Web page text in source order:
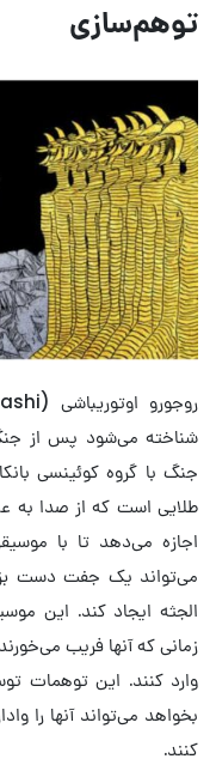
توهم‌سازی
شناخته می‌شود پس از جنگ
جنگ با گروه کوئینسی
طلایی است که از صدا به
اجازه می‌دهد تا با
می‌تواند یک جفت دست
الجثه ایجاد کند. این
زمانی که آنها فریب
وارد کنند. این توهمات
بخواهد می‌تواند آنها را
کنند.